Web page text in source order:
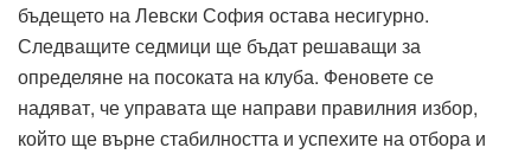
бъдещето на Левски София остава несигурно.
Следващите седмици ще бъдат решаващи за
определяне на посоката на клуба. Феновете се
надяват, че управата ще направи правилния избор,
който ще върне стабилността и успехите на отбора и